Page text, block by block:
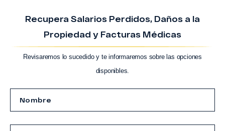
Recupera Salarios Perdidos, Daños a la
Propiedad y Facturas Médicas
Revisaremos lo sucedido y te informaremos sobre las opciones
disponibles.